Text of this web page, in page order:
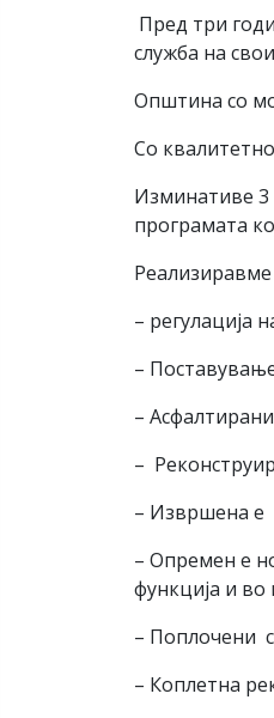
Пред три
служба на
Општина со
Со
Изминативе 3
програмата
– регулација
–
–
–
– Извршена е
– Опремен е
функција и во
– Поплочени
– Коплетна